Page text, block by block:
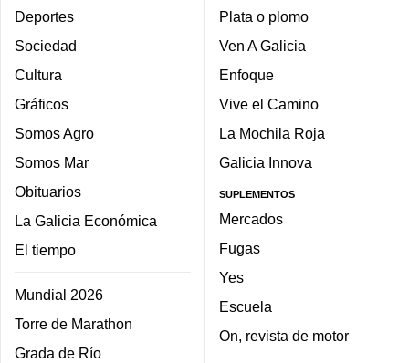
Deportes
Sociedad
Cultura
Gráficos
Somos Agro
Somos Mar
Obituarios
La Galicia Económica
El tiempo
Mundial 2026
Torre de Marathon
Grada de Río
Plata o plomo
Ven A Galicia
Enfoque
Vive el Camino
La Mochila Roja
Galicia Innova
SUPLEMENTOS
Mercados
Fugas
Yes
Escuela
On, revista de motor